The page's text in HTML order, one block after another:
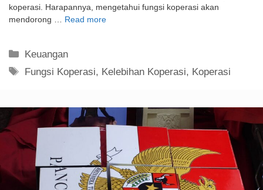
koperasi. Harapannya, mengetahui fungsi koperasi akan
mendorong …
Read more
Kategori
Keuangan
Tag
Fungsi Koperasi, Kelebihan Koperasi, Koperasi